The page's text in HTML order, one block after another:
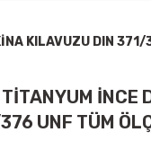
KILAVUZU DIN
İNCE
UNF TÜM